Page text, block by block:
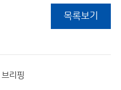
목록보기
리핑